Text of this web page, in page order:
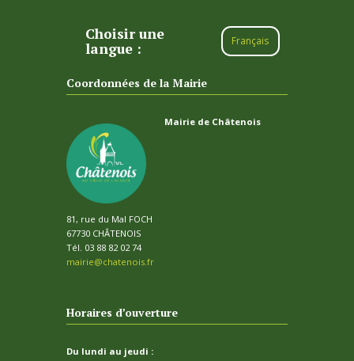
Choisir une
langue :
Français
Coordonnées de la Mairie
Mairie de Châtenois
81, rue du Mal FOCH
67730 CHÂTENOIS
Tél. 03 88 82 02 74
mairie@chatenois.fr
Horaires d’ouverture
Du lundi au jeudi :